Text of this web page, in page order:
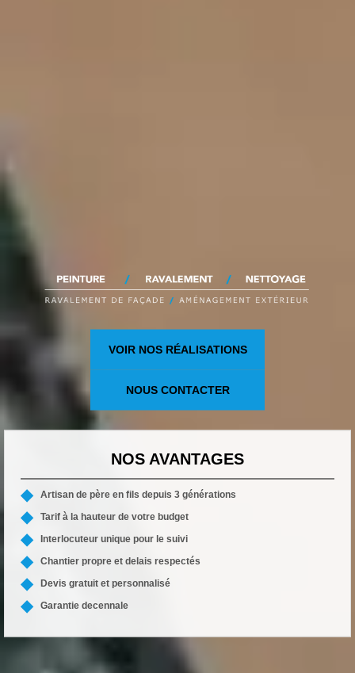
VOIR NOS RÉALISATIONS
NOUS CONTACTER
NOS AVANTAGES
Artisan de père en fils depuis 3 générations
Tarif à la hauteur de votre budget
Interlocuteur unique pour le suivi
Chantier propre et delais respectés
Devis gratuit et personnalisé
Garantie decennale